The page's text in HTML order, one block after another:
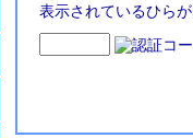
表示されているひら